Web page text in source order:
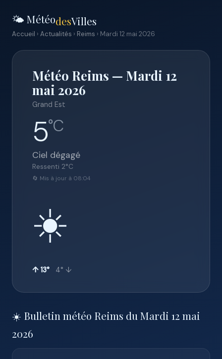
🌤️ MétéodesVilles
Accueil › Actualités › Reims › Mardi 12 mai 2026
Météo Reims — Mardi 12
mai 2026
Grand Est
5°C
Ciel dégagé
Ressenti 2°C
🔄 Mis à jour à 08:04
☀️
↑ 13° 4° ↓
☀️ Bulletin météo Reims du Mardi 12 mai
2026